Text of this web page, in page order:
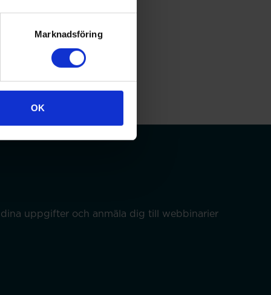
Marknadsföring
OK
uppgifter och anmäla dig till webbinarier